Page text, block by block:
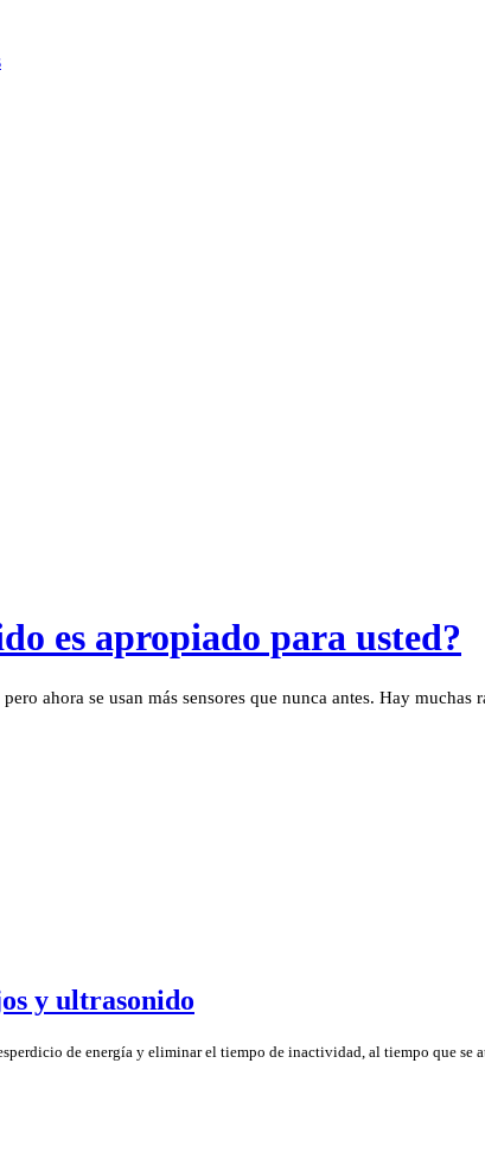
es apropiado para usted?
ahora se usan más sensores que nunca antes. Hay
y ultrasonido
de energía y eliminar el tiempo de inactividad, al tiempo que